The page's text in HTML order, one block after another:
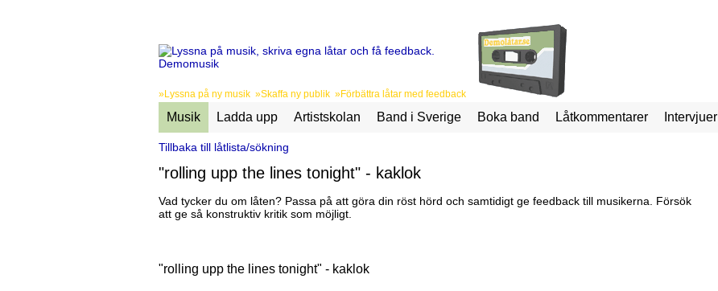
»Lyssna på ny musik »Skaffa ny publik »Förbättra låtar med feedback
Musik Ladda upp Artistskolan Band i Sverige Boka band Låtkommentarer Intervjuer
Tillbaka till låtlista/sökning
"rolling upp the lines tonight" - kaklok
Vad tycker du om låten? Passa på att göra din röst hörd och samtidigt ge feedback till musikerna. Försök
att ge så konstruktiv kritik som möjligt.
"rolling upp the lines tonight" - kaklok